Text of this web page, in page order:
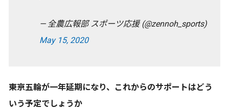
— 全農広報部 スポーツ応援 (@zennoh_sports)
May 15, 2020
――東京五輪が一年延期になり、これからのサポートはどう
いう予定でしょうか